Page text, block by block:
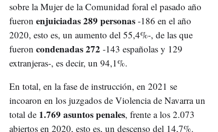
sobre la Mujer de la Comunidad foral el pasado año
fueron enjuiciadas 289 personas -186 en el año
2020, esto es, un aumento del 55,4%-, de las que
fueron condenadas 272 -143 españolas y 129
extranjeras-, es decir, un 94,1%.
En total, en la fase de instrucción, en 2021 se
incoaron en los juzgados de Violencia de Navarra un
total de 1.769 asuntos penales, frente a los 2.073
abiertos en 2020, esto es, un descenso del 14,7%.